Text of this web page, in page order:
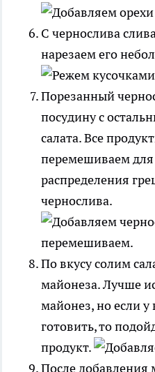
С чернослива
нарезаем его
Порезанный
посудину с
салата. Все
перемешиваем
распределения
чернослива.
По вкусу солим
майонеза. Лучше
майонез, но если у
готовить, то
продукт.
После добавления